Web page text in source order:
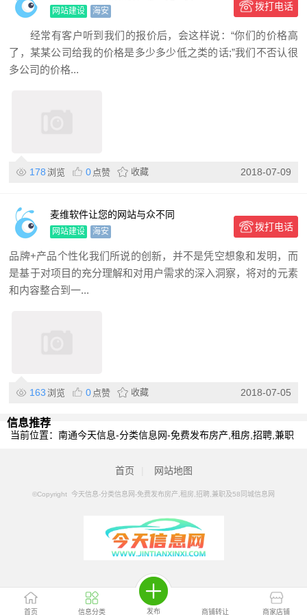
首页 信息分类 发布 商铺转让 商家店铺
网站建设 海安 拨打电话
经常有客户听到我们的报价后，会这样说：“你们的价格高
了，某某公司给我的价格是多少多少低之类的话;”我们不否认很
多公司的价格...
178 浏览 0 点赞 收藏 2018-07-09
麦维软件让您的网站与众不同
网站建设 海安 拨打电话
品牌+产品个性化我们所说的创新，并不是凭空想象和发明，而
是基于对项目的充分理解和对用户需求的深入洞察，将对的元素
和内容整合到一...
163 浏览 0 点赞 收藏 2018-07-05
信息推荐
当前位置： 南通今天信息-分类信息网-免费发布房产,租房,招聘,兼职
首页 网站地图
©Copyright 今天信息-分类信息网-免费发布房产,租房,招聘,兼职及58同城信息网